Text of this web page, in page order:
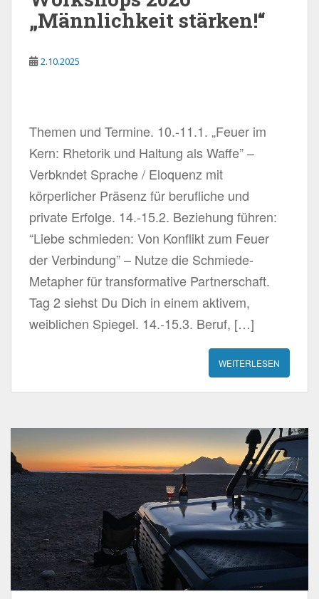
„Männlichkeit stärken!“
2.10.2025
Themen und Termine. 10.-11.1. „Feuer im
Kern: Rhetorik und Haltung als Waffe” –
Verbkndet Sprache / Eloquenz mit
körperlicher Präsenz für berufliche und
private Erfolge. 14.-15.2. Beziehung führen:
“Liebe schmieden: Von Konflikt zum Feuer
der Verbindung” – Nutze die Schmiede-
Metapher für transformative Partnerschaft.
Tag 2 siehst Du Dich in einem aktivem,
weiblichen Spiegel. 14.-15.3. Beruf, […]
WEITERLESEN